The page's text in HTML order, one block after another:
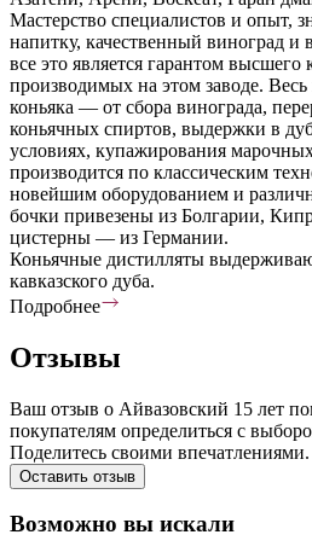
Мастерство специалистов и опыт,
напитку, качественный виноград
все это является гарантом высшего
производимых на этом заводе. Весь
коньяка — от сбора винограда,
коньячных спиртов, выдержки в
условиях, купажирования
производится по классическим
новейшим оборудованием и
бочки привезены из Болгарии,
цистерны — из Германии.
Коньячные дистилляты
кавказского дуба.
Подробнее
Отзывы
Ваш отзыв о Айвазовский 15 лет
покупателям определиться с
Поделитесь своими впечатлениями.
Оставить отзыв
Возможно вы искали